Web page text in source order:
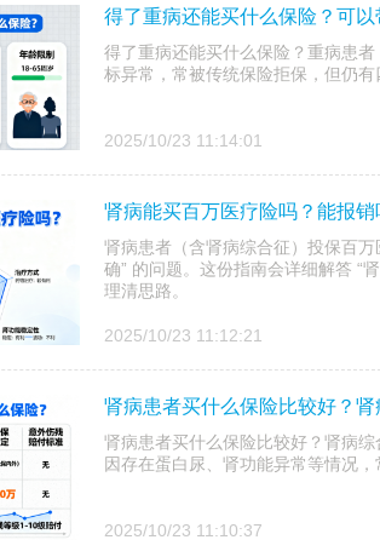
得了重病还能买什么保险？可
得了重病还能买什么保险？重病患
标异常，常被传统保险拒保，但仍
2025/10/23 11:14:01
肾病能买百万医疗险吗？能报
肾病患者（含肾病综合征）投保百万
确” 的问题。这份指南会详细解答 “
理清思路。
2025/10/23 11:12:21
肾病患者买什么保险比较好？
肾病患者买什么保险比较好？肾病
因存在蛋白尿、肾功能异常等情况
2025/10/23 11:10:37